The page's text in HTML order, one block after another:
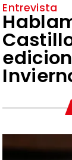
Entrevista